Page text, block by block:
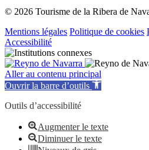
© 2026 Tourisme de la Ribera de
Mentions légales Politique de cookies
Accessibilité
Aller au contenu principal
Ouvrir la barre d’outils
Outils d’accessibilité
Augmenter le texte
Diminuer le texte